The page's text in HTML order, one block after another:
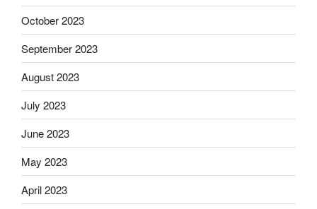
October 2023
September 2023
August 2023
July 2023
June 2023
May 2023
April 2023